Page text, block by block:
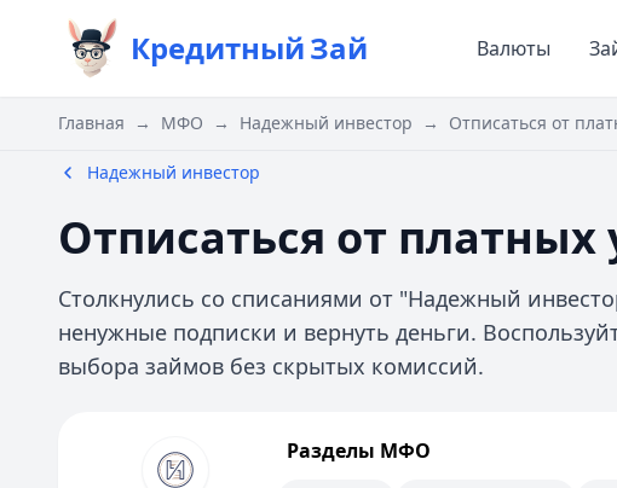
КредитныйЗай Валюты
Главная → МФО → Надежный инвестор → Отписаться от
Надежный инвестор
Отписаться от
Столкнулись со списаниями от "Надежный
ненужные подписки и вернуть деньги.
выбора займов без скрытых комиссий.
Информация
Разделы МФО